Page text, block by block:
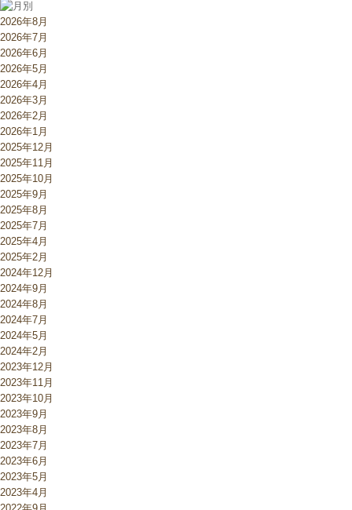
2026年8月
2026年7月
2026年6月
2026年5月
2026年4月
2026年3月
2026年2月
2026年1月
2025年12月
2025年11月
2025年10月
2025年9月
2025年8月
2025年7月
2025年4月
2025年2月
2024年12月
2024年9月
2024年8月
2024年7月
2024年5月
2024年2月
2023年12月
2023年11月
2023年10月
2023年9月
2023年8月
2023年7月
2023年6月
2023年5月
2023年4月